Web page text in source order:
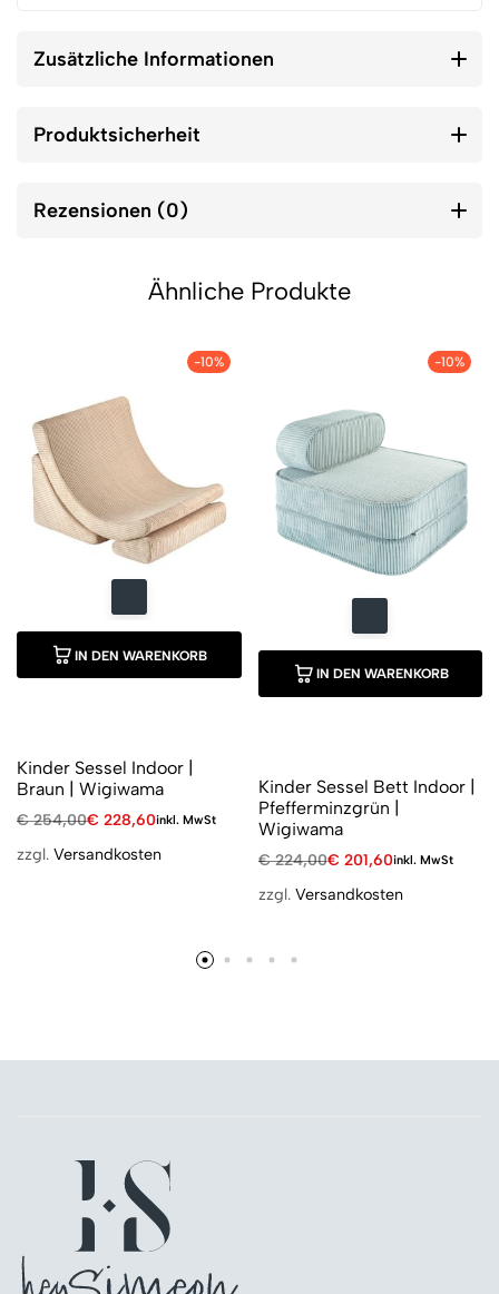
Zusätzliche Informationen
Produktsicherheit
Rezensionen (0)
Ähnliche Produkte
-10%
IN DEN WARENKORB
Kinder Sessel Indoor |
Braun | Wigiwama
€254,00€ 228,60inkl. MwSt
zzgl. Versandkosten
-10%
IN DEN WARENKORB
Kinder Sessel Bett Indoor |
Pfefferminzgrün |
Wigiwama
€224,00€ 201,60inkl. MwSt
zzgl. Versandkosten